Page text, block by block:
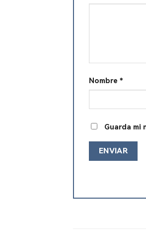
Nombre *
Guarda mi